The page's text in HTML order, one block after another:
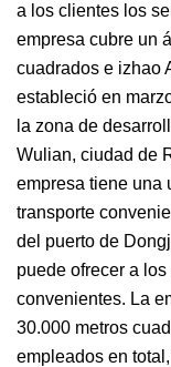
a los clientes los
empresa cubre un
cuadrados e izhao
estableció en
la zona de
Wulian, ciudad de
empresa tiene una
transporte
del puerto de
puede ofrecer a
convenientes. La
30.000 metros
empleados en